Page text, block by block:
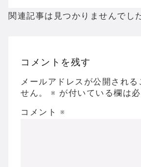
【聖剣伝説3】リースとア
Powered by livedoor 相互
関連記事は見つかりませんでし
コメントを残す
メールアドレスが公開される
せん。
※ が付いている欄は
コメント ※